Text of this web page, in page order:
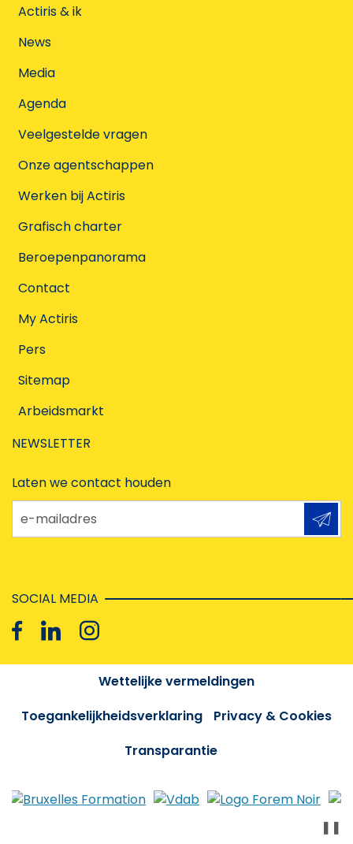
Actiris & ik
News
Media
Agenda
Veelgestelde vragen
Onze agentschappen
Werken bij Actiris
Grafisch charter
Beroepenpanorama
Contact
My Actiris
Pers
Sitemap
Arbeidsmarkt
NEWSLETTER
Laten we contact houden
e-mailadres
SOCIAL MEDIA
Wettelijke vermeldingen
Toegankelijkheidsverklaring
Privacy & Cookies
Transparantie
❚❚